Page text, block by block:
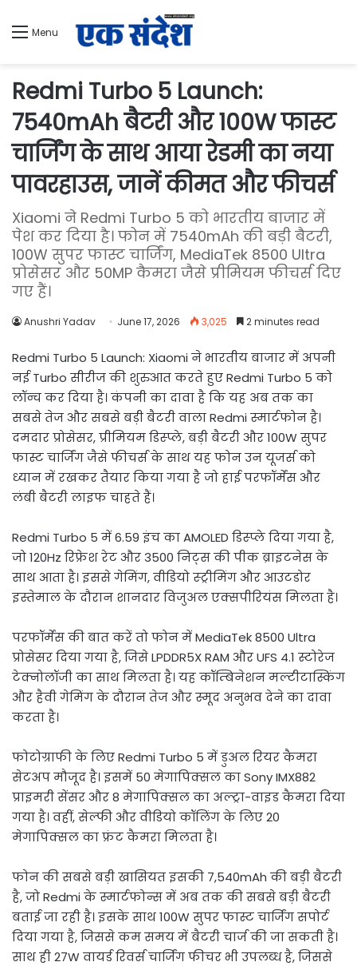
Menu
Redmi Turbo 5 Launch:
7540mAh बैटरी और 100W फास्ट
चार्जिंग के साथ आया रेडमी का नया
पावरहाउस, जानें कीमत और फीचर्स
Xiaomi ने Redmi Turbo 5 को भारतीय बाजार में
पेश कर दिया है। फोन में 7540mAh की बड़ी बैटरी,
100W सुपर फास्ट चार्जिंग, MediaTek 8500 Ultra
प्रोसेसर और 50MP कैमरा जैसे प्रीमियम फीचर्स दिए
गए हैं।
Anushri Yadav June 17, 2026 3,025 2 minutes read
Redmi Turbo 5 Launch: Xiaomi ने भारतीय बाजार में अपनी
नई Turbo सीरीज की शुरुआत करते हुए Redmi Turbo 5 को
लॉन्च कर दिया है। कंपनी का दावा है कि यह अब तक का
सबसे तेज और सबसे बड़ी बैटरी वाला Redmi स्मार्टफोन है।
दमदार प्रोसेसर, प्रीमियम डिस्प्ले, बड़ी बैटरी और 100W सुपर
फास्ट चार्जिंग जैसे फीचर्स के साथ यह फोन उन यूजर्स को
ध्यान में रखकर तैयार किया गया है जो हाई परफॉर्मेंस और
लंबी बैटरी लाइफ चाहते हैं।
Redmi Turbo 5 में 6.59 इंच का AMOLED डिस्प्ले दिया गया है,
जो 120Hz रिफ्रेश रेट और 3500 निट्स की पीक ब्राइटनेस के
साथ आता है। इससे गेमिंग, वीडियो स्ट्रीमिंग और आउटडोर
इस्तेमाल के दौरान शानदार विजुअल एक्सपीरियंस मिलता है।
परफॉर्मेंस की बात करें तो फोन में MediaTek 8500 Ultra
प्रोसेसर दिया गया है, जिसे LPDDR5X RAM और UFS 4.1 स्टोरेज
टेक्नोलॉजी का साथ मिलता है। यह कॉम्बिनेशन मल्टीटास्किंग
और हैवी गेमिंग के दौरान तेज और स्मूद अनुभव देने का दावा
करता है।
फोटोग्राफी के लिए Redmi Turbo 5 में डुअल रियर कैमरा
सेटअप मौजूद है। इसमें 50 मेगापिक्सल का Sony IMX882
प्राइमरी सेंसर और 8 मेगापिक्सल का अल्ट्रा-वाइड कैमरा दिया
गया है। वहीं, सेल्फी और वीडियो कॉलिंग के लिए 20
मेगापिक्सल का फ्रंट कैमरा मिलता है।
फोन की सबसे बड़ी खासियत इसकी 7,540mAh की बड़ी बैटरी
है, जो Redmi के स्मार्टफोन्स में अब तक की सबसे बड़ी बैटरी
बताई जा रही है। इसके साथ 100W सुपर फास्ट चार्जिंग सपोर्ट
दिया गया है, जिससे कम समय में बैटरी चार्ज की जा सकती है।
साथ ही 27W वायर्ड रिवर्स चार्जिंग फीचर भी उपलब्ध है, जिससे